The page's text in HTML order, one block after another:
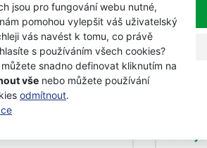
jsou pro fungování webu nutné,
pomohou vylepšit váš uživatelský
vás navést k tomu, co právě
s používáním všech cookies?
můžete snadno definovat kliknutím na
vše nebo můžete používání
odmítnout.
-14%
Kalač X39 Safe T
sekera